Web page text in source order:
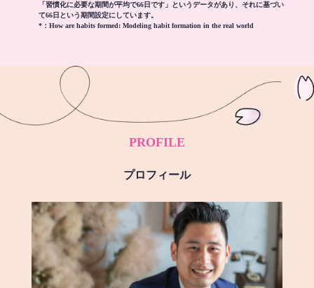
「習慣化に必要な期間が平均で66日です」というデータがあり、それに基づい
て66日という期間設定にしています。
*： How are habits formed: Modeling habit formation in the real world
PROFILE
プロフィール